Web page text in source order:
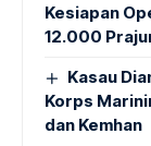
Kesiapan
12.000
Kasau
Korps
dan Kemhan